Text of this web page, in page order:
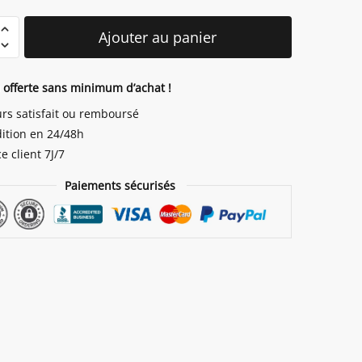
Ajouter au panier
offerte sans minimum d’achat !
satisfait ou remboursé
en 24/48h
client 7J/7
Paiements sécurisés